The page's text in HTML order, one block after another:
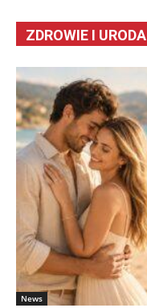
ZDROWIE I URODA
News